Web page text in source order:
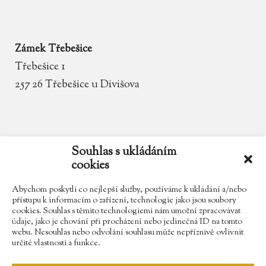
Souhlas s ukládáním
cookies
Abychom poskytli co nejlepší služby, používáme k ukládání a/nebo
přístupu k informacím o zařízení, technologie jako jsou soubory
cookies. Souhlas s těmito technologiemi nám umožní zpracovávat
údaje, jako je chování při procházení nebo jedinečná ID na tomto
webu. Nesouhlas nebo odvolání souhlasu může nepříznivě ovlivnit
určité vlastnosti a funkce.
Zámek Třebešice
Třebešice 1
257 26 Třebešice u Divišova
zamek.trebesice@volny.cz
602 354 467
Najdete nás na Facebooku
Sledujte náš Instagram